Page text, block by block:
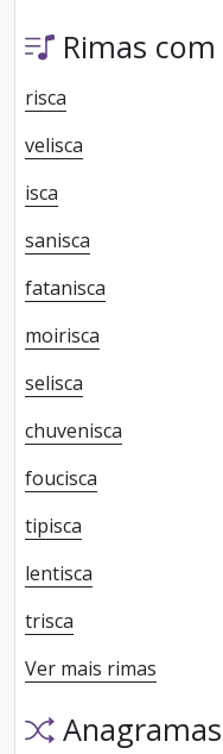
Rimas
risca
velisca
isca
sanisca
fatanisca
moirisca
selisca
chuvenisca
foucisca
tipisca
lentisca
trisca
Ver mais rimas